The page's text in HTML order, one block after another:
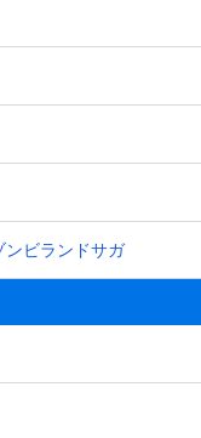
ンビランドサガ